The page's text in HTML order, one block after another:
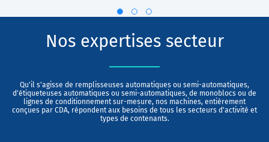
Nos expertises secteur
Qu'il s'agisse de remplisseuses automatiques ou semi-automatiques,
d'étiqueteuses automatiques ou semi-automatiques, de monoblocs ou de
lignes de conditionnement sur-mesure, nos machines, entièrement
conçues par CDA, répondent aux besoins de tous les secteurs d'activité et
types de contenants.